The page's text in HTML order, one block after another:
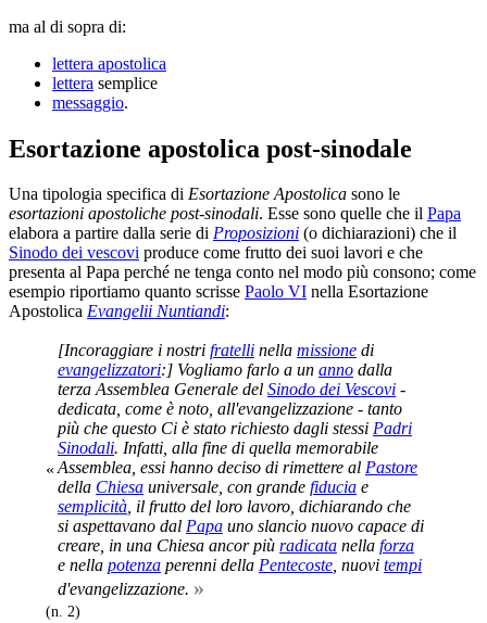
ma al di sopra di:
lettera apostolica
lettera semplice
messaggio.
Esortazione apostolica post-sinodale
Una tipologia specifica di Esortazione Apostolica sono le
esortazioni apostoliche post-sinodali. Esse sono quelle che il Papa
elabora a partire dalla serie di Proposizioni (o dichiarazioni) che il
Sinodo dei vescovi produce come frutto dei suoi lavori e che
presenta al Papa perché ne tenga conto nel modo più consono; come
esempio riportiamo quanto scrisse Paolo VI nella Esortazione
Apostolica Evangelii Nuntiandi:
«
[Incoraggiare i nostri fratelli nella missione di
evangelizzatori:] Vogliamo farlo a un anno dalla
terza Assemblea Generale del Sinodo dei Vescovi -
dedicata, come è noto, all'evangelizzazione - tanto
più che questo Ci è stato richiesto dagli stessi Padri
Sinodali. Infatti, alla fine di quella memorabile
Assemblea, essi hanno deciso di rimettere al Pastore
della Chiesa universale, con grande fiducia e
semplicità, il frutto del loro lavoro, dichiarando che
si aspettavano dal Papa uno slancio nuovo capace di
creare, in una Chiesa ancor più radicata nella forza
e nella potenza perenni della Pentecoste, nuovi tempi
d'evangelizzazione. »
(n. 2)